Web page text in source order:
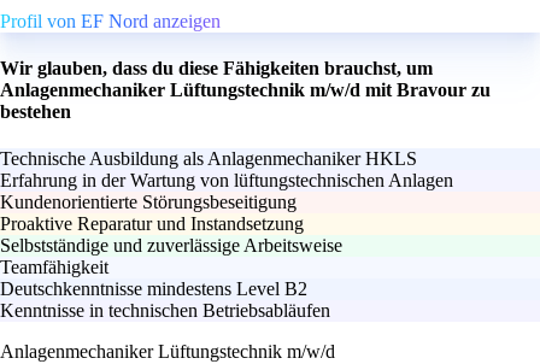
Profil von EF Nord anzeigen
Wir glauben, dass du diese Fähigkeiten brauchst, um
Anlagenmechaniker Lüftungstechnik m/w/d mit Bravour zu
bestehen
Technische Ausbildung als Anlagenmechaniker HKLS
Erfahrung in der Wartung von lüftungstechnischen Anlagen
Kundenorientierte Störungsbeseitigung
Proaktive Reparatur und Instandsetzung
Selbstständige und zuverlässige Arbeitsweise
Teamfähigkeit
Deutschkenntnisse mindestens Level B2
Kenntnisse in technischen Betriebsabläufen
Anlagenmechaniker Lüftungstechnik m/w/d